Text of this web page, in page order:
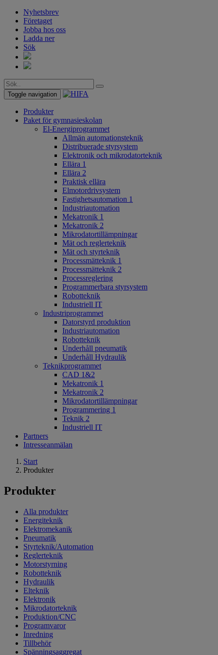
Nyhetsbrev
Företaget
Jobba hos oss
Ladda ner
Sök
Toggle navigation
Produkter
Paket för gymnasieskolan
El-Energiprogrammet
Allmän automationsteknik
Distribuerade styrsystem
Elektronik och mikrodatorteknik
Ellära 1
Ellära 2
Praktisk ellära
Elmotordrivsystem
Fastighetsautomation 1
Industriautomation
Mekatronik 1
Mekatronik 2
Mikrodatortillämpningar
Mät och reglerteknik
Mät och styrteknik
Processmätteknik 1
Processmätteknik 2
Processreglering
Programmerbara styrsystem
Robotteknik
Industriell IT
Industriprogrammet
Datorstyrd produktion
Industriautomation
Robotteknik
Underhåll pneumatik
Underhåll Hydraulik
Teknikprogrammet
CAD 1&2
Mekatronik 1
Mekatronik 2
Mikrodatortillämpningar
Programmering 1
Teknik 2
Industriell IT
Partners
Intresseanmälan
Start
Produkter
Produkter
Alla produkter
Energiteknik
Elektromekanik
Pneumatik
Styrteknik/Automation
Reglerteknik
Motorstyrning
Robotteknik
Hydraulik
Elteknik
Elektronik
Mikrodatorteknik
Produktion/CNC
Programvaror
Inredning
Tillbehör
Spänningsaggregat